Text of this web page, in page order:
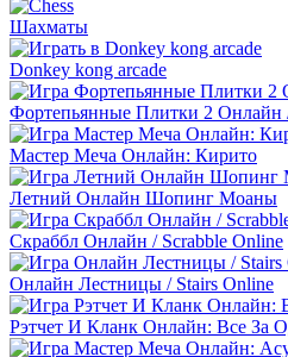
Шахматы
Donkey kong arcade
Фортепьянные Плитки 2
Мастер Меча Онлайн: Кирито
Летний Онлайн Шопинг Моаны
Скраббл Онлайн / Scrabble Online
Онлайн Лестницы / Stairs Online
Рэтчет И Кланк Онлайн: Все За